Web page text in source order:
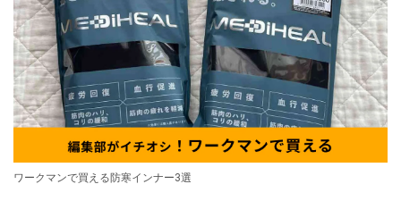
ワークマンで買える防寒インナー3選